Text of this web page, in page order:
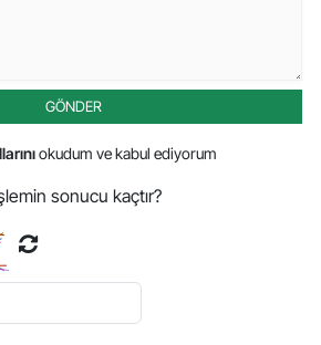
GÖNDER
okudum ve kabul ediyorum
sonucu kaçtır?